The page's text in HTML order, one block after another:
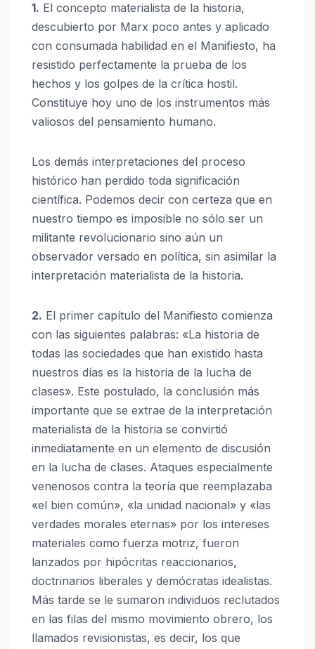
1. El concepto materialista de la historia,
descubierto por Marx poco antes y aplicado
con consumada habilidad en el Manifiesto, ha
resistido perfectamente la prueba de los
hechos y los golpes de la crítica hostil.
Constituye hoy uno de los instrumentos más
valiosos del pensamiento humano.
Los demás interpretaciones del proceso
histórico han perdido toda significación
científica. Podemos decir con certeza que en
nuestro tiempo es imposible no sólo ser un
militante revolucionario sino aún un
observador versado en política, sin asimilar la
interpretación materialista de la historia.
2. El primer capítulo del Manifiesto comienza
con las siguientes palabras: «La historia de
todas las sociedades que han existido hasta
nuestros días es la historia de la lucha de
clases». Este postulado, la conclusión más
importante que se extrae de la interpretación
materialista de la historia se convirtió
inmediatamente en un elemento de discusión
en la lucha de clases. Ataques especialmente
venenosos contra la teoría que reemplazaba
«el bien común», «la unidad nacional» y «las
verdades morales eternas» por los intereses
materiales como fuerza motriz, fueron
lanzados por hipócritas reaccionarios,
doctrinarios liberales y demócratas idealistas.
Más tarde se le sumaron individuos reclutados
en las filas del mismo movimiento obrero, los
llamados revisionistas, es decir, los que